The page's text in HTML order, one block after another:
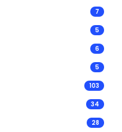
7
5
6
5
103
34
28